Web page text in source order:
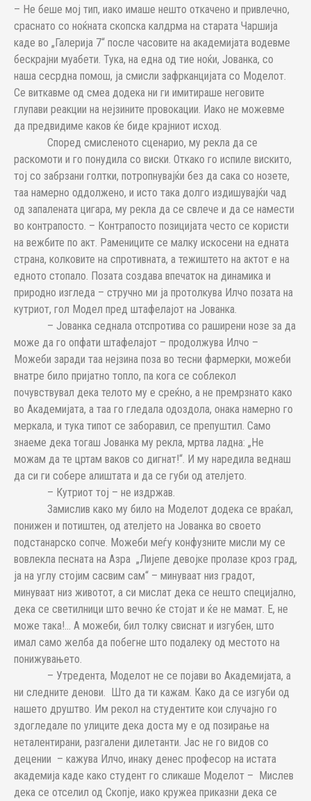
– Не беше мој тип, иако имаше нешто откачено и привлечно,
сраснато со ноќната скопска калдрма на старата Чаршија
каде во „Галерија 7“ после часовите на академијата водевме
бескрајни муабети. Тука, на една од тие ноќи, Јованка, со
наша сесрдна помош, ја смисли зафрканцијата со Моделот.
Се виткавме од смеа додека ни ги имитираше неговите
глупави реакции на нејзините провокации. Иако не можевме
да предвидиме каков ќе биде крајниот исход.
Според смисленото сценарио, му рекла да се
раскомоти и го понудила со виски. Откако го испиле вискито,
тој со забрзани голтки, потропнувајќи без да сака со нозете,
таа намерно оддолжено, и исто така долго издишувајќи чад
од запалената цигара, му рекла да се свлече и да се намести
во контрапосто. – Контрапосто позицијата често се користи
на вежбите по акт. Рамениците се малку искосени на едната
страна, колковите на спротивната, а тежиштето на актот е на
едното стопало. Позата создава впечаток на динамика и
природно изгледа – стручно ми ја протолкува Илчо позата на
кутриот, гол Модел пред штафелајот на Јованка.
– Јованка седнала отспротива со раширени нозе за да
може да го опфати штафелајот – продолжува Илчо –
Можеби заради таа нејзина поза во тесни фармерки, можеби
внатре било пријатно топло, па кога се соблекол
почувствувал дека телото му е среќно, а не премрзнато како
во Академијата, а таа го гледала одоздола, онака намерно го
меркала, и тука типот се заборавил, се препуштил. Само
знаеме дека тогаш Јованка му рекла, мртва ладна: „Не
можам да те цртам ваков со дигнат!“. И му наредила веднаш
да си ги собере алиштата и да се губи од ателјето.
– Кутриот тој – не издржав.
Замислив како му било на Моделот додека се враќал,
понижен и потиштен, од ателјето на Јованка во своето
подстанарско сопче. Можеби меѓу конфузните мисли му се
вовлекла песната на Азра „Лијепе девојке пролазе кроз град,
ја на углу стојим сасвим сам“ – минуваат низ градот,
минуваат низ животот, а си мислат дека се нешто специјално,
дека се светилници што вечно ќе стојат и ќе не мамат. Е, не
може така!… А можеби, бил толку свиснат и изгубен, што
имал само желба да побегне што подалеку од местото на
понижувањето.
– Утредента, Моделот не се појави во Академијата, а
ни следните денови. Што да ти кажам. Како да се изгуби од
нашето друштво. Им рекол на студентите кои случајно го
здогледале по улиците дека доста му е од позирање на
неталентирани, разгалени дилетанти. Јас не го видов со
децении – кажува Илчо, инаку денес професор на истата
академија каде како студент го сликаше Моделот – Мислев
дека се отселил од Скопје, иако кружеа приказни дека се